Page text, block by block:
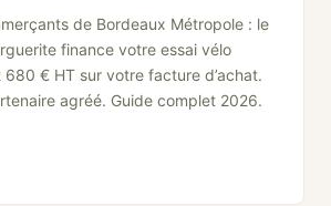
de Bordeaux Métropole : le
finance votre essai vélo
€ HT sur votre facture d’achat.
agréé. Guide complet 2026.